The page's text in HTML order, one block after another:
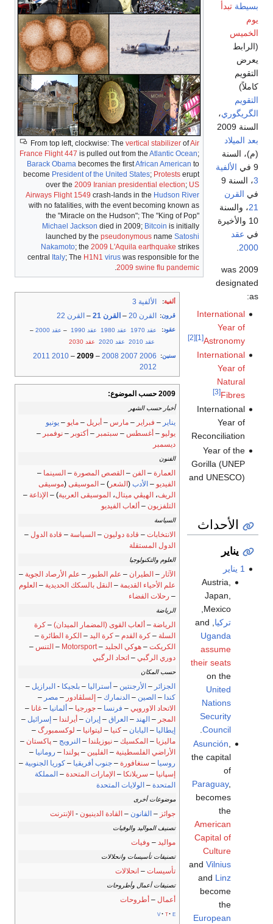
From top left, clockwise: The vertical stabilizer ofAir
France Flight 447 is pulled out from the Atlantic Ocean;
Barack Obama becomes the firstAfrican American to
become President of the United States; Protests erupt
over the 2009 Iranian presidential election; US
Airways Flight 1549 crash-lands in the Hudson River
with no fatalities, with the event becoming known as
the "Miracle on the Hudson"; The "King of Pop"
Michael Jackson died in 2009; Bitcoin is initially
launched by the pseudonymous name Satoshi
Nakamoto; the 2009 L'Aquila earthquake strikes
central Italy; The H1N1 virus was responsible for the
2009 swine flu pandemic
ألفية: الألفية 3
قرون: القرن 20 – القرن 21 – القرن 22
عقود: عقد 1970 عقد 1980 عقد 1990 – عقد 2000
–
عقد 2010
عقد 2020 عقد 2030
سنين:
2006
2007
2008
–
2009
–
2010
2011
2012
2009 حسب الموضوع:
أخبار حسب الشهر
يناير – فبراير – مارس – أبريل – مايو – يونيو
يوليو – أغسطس – سبتمبر – أكتوبر – نوفمبر –
ديسمبر
الفنون
العمارة – الفن – القصص المصورة – السينما –
الفيديو – الأدب ( الشعر ) – الموسيقى (موسيقى
الريف، الهيڤي ميتال، الموسيقى العربية) – الإذاعة –
التلفزيون – ألعاب الفيديو
السياسة
الانتخابات – قادة دوليون – السياسة – قادة الدول –
الدول المستقلة
العلوم والتكنولوجيا
الآثار – الطيران – علم الطيور – علم الأرصاد الجوية –
علم الأحياء القديمة – النقل بالسكك الحديدية – العلوم
– رحلات الفضاء
الرياضة
الرياضة – ألعاب القوى (المضمار الميدان) – كرة
السلة – كرة القدم – كرة اليد – الكرة الطائرة –
الكريكت – هوكي الجليد –
Motorsport
– التنس –
دوري الرگبي – اتحاد الرگبي
حسب المكان
الجزائر – الأرجنتين – أستراليا – بلجيكا - البرازيل –
كندا – الصين – الدنمارك – إلسلڤادور – مصر –
الاتحاد الاوروپي – فرنسا – جورجيا – ألمانيا – غانا –
المجر – الهند – العراق – إيران – أيرلندا – إسرائيل –
إيطاليا – اليابان – كنيا – ليتوانيا – لوكسمبورگ –
ماليزيا – المكسيك – نيوزيلندا – النرويج – پاكستان –
الأراضي الفلسطينية – الفلپين – پولندا – رومانيا –
روسيا – سنغافورة – جنوب أفريقيا – كوريا الجنوبية –
إسپانيا – سريلانكا – الإمارات المتحدة – المملكة
المتحدة – الولايات المتحدة
موضوعات أخرى
جوائز – القانون – القادة الدينيون - الإنترنت
تصنيف المواليد والوفيات
مواليد – وفيات
تصنيفات تأسيسات وانحلالات
تأسيسات – انحلالات
تصنيفات أعمال وأطروحات
أعمال – أطروحات
v t e
بسيطة تبدأ
يوم
الخميس
(الرابط
يعرض
التقويم
كاملاً)
التقويم
الگريگوري،
السنة 2009
بعد الميلاد
(م)، السنة
9 في
الألفية
3
، السنة 9
في القرن
21، والسنة
10 والأخيرة
في عقد
2000
2009 was
designated
as:
International
Year of
Astronomy
[1]
[2]
International
Year of
Natural
Fibres
[3]
International
Year of
Reconciliation
Year of the
Gorilla (UNEP
and UNESCO)
الأحداث
يناير
1 يناير
Austria,
Japan,
Mexico,
تركيا
Uganda
assume
their seats
on the
United
Nations
Security
Council
.
Asunción,
the capital
of
Paraguay,
becomes
the
American
Capital of
Culture
andVilnius
and Linz
become
the
European